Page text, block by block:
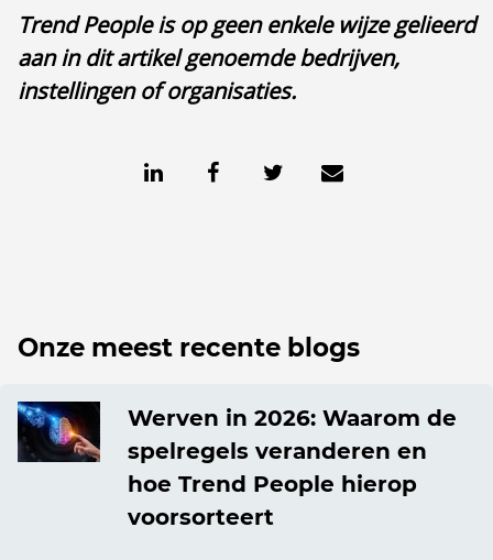
Trend People is op geen enkele wijze gelieerd
aan in dit artikel genoemde bedrijven,
instellingen of organisaties.
Onze meest recente blogs
Werven in 2026: Waarom de
spelregels veranderen en
hoe Trend People hierop
voorsorteert